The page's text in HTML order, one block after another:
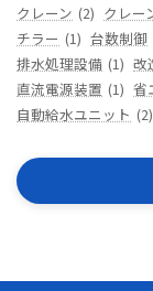
クレーン (2) クレー
チラー (1) 台数制御
排水処理設備 (1) 改
直流電源装置 (1) 省
自動給水ユニット (2)